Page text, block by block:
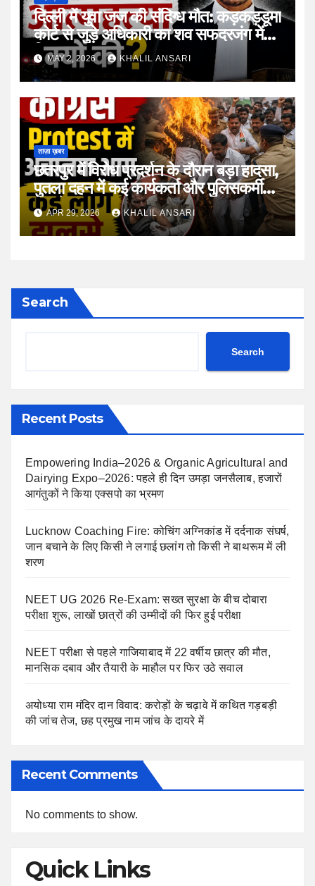
दिल्ली में युवा जज की संदिग्ध मौत: कड़कड़डूमा
कोर्ट से जुड़े अधिकारी का शव सफदरजंग में
मिलाMAY 2, 2026 KHALIL ANSARI
ताज़ा ख़बर
छतरपुर में विरोध प्रदर्शन के दौरान बड़ा हादसा,
पुतला दहन में कई कार्यकर्ता और पुलिसकर्मी
झुलसे
APR 29, 2026 KHALIL ANSARI
Search
Search
Recent Posts
Empowering India–2026 & Organic Agricultural and
Dairying Expo–2026: पहले ही दिन उमड़ा जनसैलाब, हजारों
आगंतुकों ने किया एक्सपो का भ्रमण
Lucknow Coaching Fire: कोचिंग अग्निकांड में दर्दनाक संघर्ष,
जान बचाने के लिए किसी ने लगाई छलांग तो किसी ने बाथरूम में ली
शरण
NEET UG 2026 Re-Exam: सख्त सुरक्षा के बीच दोबारा
परीक्षा शुरू, लाखों छात्रों की उम्मीदों की फिर हुई परीक्षा
NEET परीक्षा से पहले गाजियाबाद में 22 वर्षीय छात्र की मौत,
मानसिक दबाव और तैयारी के माहौल पर फिर उठे सवाल
अयोध्या राम मंदिर दान विवाद: करोड़ों के चढ़ावे में कथित गड़बड़ी
की जांच तेज, छह प्रमुख नाम जांच के दायरे में
Recent Comments
No comments to show.
Quick Links